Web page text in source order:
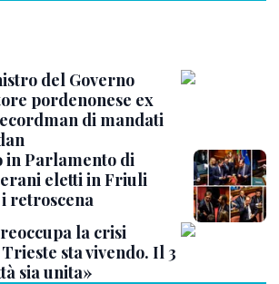
del Governo
pordenonese ex
di mandati
Parlamento di
eletti in Friuli
retroscena
la crisi
sta vivendo. Il 3
sia unita»